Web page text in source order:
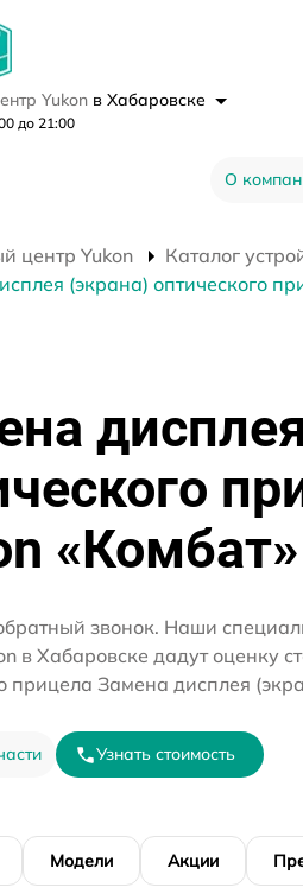
Yukon в Хабаровске
до 21:00
О
центр Yukon Каталог
(экрана) оптического
«Комбат»
звонок. Наши
в Хабаровске дадут оценку
прицела Замена дисплея
Узнать стоимость
Модели Акции